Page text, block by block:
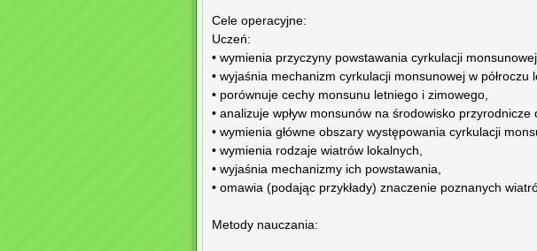
Cele operacyjne:
Uczeń:
• wymienia przyczyny powstawania cyrkulacji
• wyjaśnia mechanizm cyrkulacji monsunowej w półroczu
• porównuje cechy monsunu letniego i zimowego,
• analizuje wpływ monsunów na środowisko przyrodnicze
• wymienia główne obszary występowania cyrkulacji
• wymienia rodzaje wiatrów lokalnych,
• wyjaśnia mechanizmy ich powstawania,
• omawia (podając przykłady) znaczenie poznanych
Metody nauczania: